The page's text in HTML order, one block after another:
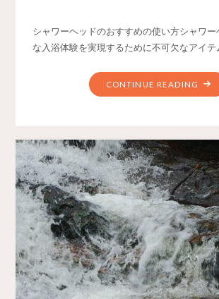
シャワーヘッドのおすすめの使い方シャワー
な入浴体験を実現するために不可欠なアイ
CONTINUE READING